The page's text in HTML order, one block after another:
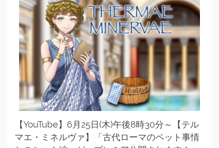
【YouTube】6月25日(木)午後8時30分～【テル
マエ・ミネルヴァ】「古代ローマのペット事情